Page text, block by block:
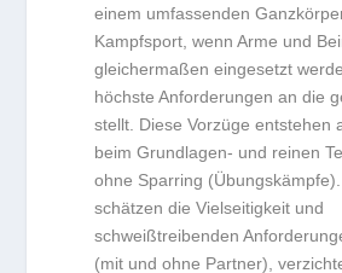
einem umfassenden
Kampfsport, wenn Arme und
gleichermaßen eingesetzt
höchste Anforderungen an die
stellt. Diese Vorzüge entstehen
beim Grundlagen- und reinen
ohne Sparring
schätzen die Vielseitigkeit und
schweißtreibenden
(mit und ohne Partner),